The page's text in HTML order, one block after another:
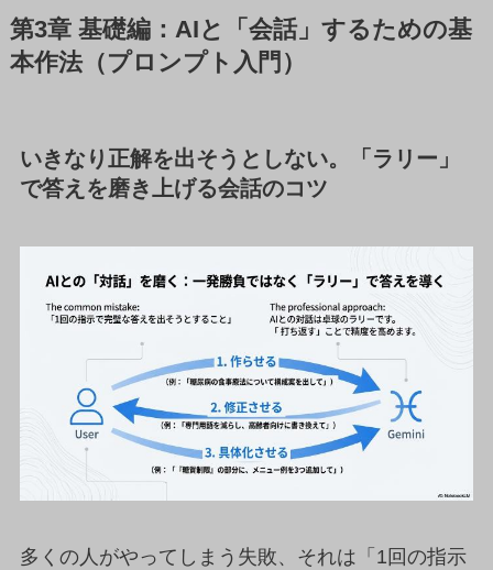
第3章 基礎編：AIと「会話」するための基
本作法（プロンプト入門）
いきなり正解を出そうとしない。「ラリー」
で答えを磨き上げる会話のコツ
多くの人がやってしまう失敗、それは「1回の指示